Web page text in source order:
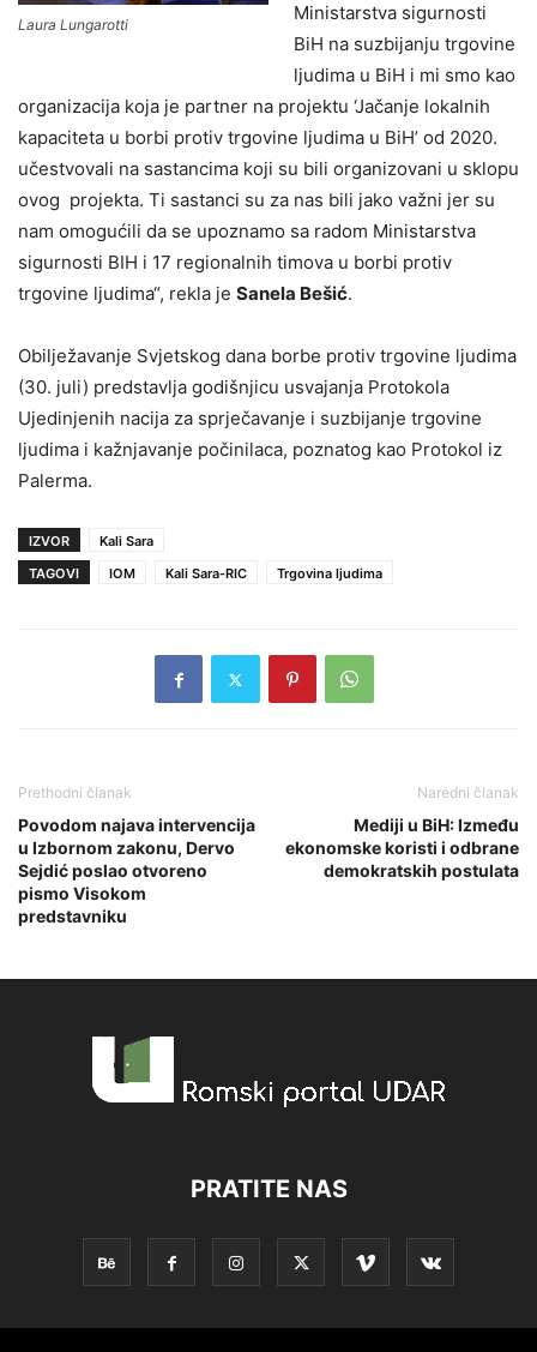
Laura Lungarotti
Ministarstva sigurnosti
BiH na suzbijanju trgovine
ljudima u BiH i mi smo kao
organizacija koja je partner na projektu ‘Jačanje lokalnih
kapaciteta u borbi protiv trgovine ljudima u BiH’ od 2020.
učestvovali na sastancima koji su bili organizovani u sklopu
ovog projekta. Ti sastanci su za nas bili jako važni jer su
nam omogućili da se upoznamo sa radom Ministarstva
sigurnosti BIH i 17 regionalnih timova u borbi protiv
trgovine ljudima“, rekla je Sanela Bešić.
Obilježavanje Svjetskog dana borbe protiv trgovine ljudima
(30. juli) predstavlja godišnjicu usvajanja Protokola
Ujedinjenih nacija za sprječavanje i suzbijanje trgovine
ljudima i kažnjavanje počinilaca, poznatog kao Protokol iz
Palerma.
IZVOR
Kali Sara
TAGOVI
IOM Kali Sara-RIC Trgovina ljudima
Prethodni članak
Povodom najava intervencija
u Izbornom zakonu, Dervo
Sejdić poslao otvoreno
pismo Visokom
predstavniku
Naredni članak
Mediji u BiH: Između
ekonomske koristi i odbrane
demokratskih postulata
PRATITE NAS